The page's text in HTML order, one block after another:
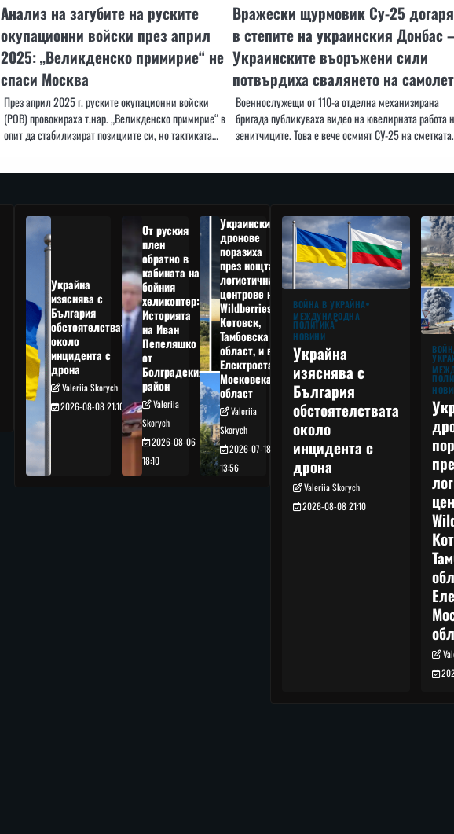
Анализ на загубите на руските
окупационни войски през април
2025: „Великденско примирие“ не
спаси Москва
През април 2025 г. руските окупационни войски
(РОВ) провокираха т.нар. „Великденско примирие“ в
опит да стабилизират позициите си, но тактиката…
Вражески щурмовик Су-25 догаря
в степите на украинския
Украинските въоръжени сили
потвърдиха свалянето на
Военнослужещи от 110-а отделна механизирана
бригада публикуваха видео на ювелирната работа
зенитчиците. Това е вече осмият СУ-25 на
Украйна
изяснява с
България
обстоятелствата
около
инцидента с
дрона
Valeriia Skorych
2026-08-08 21:10
От руския
плен
обратно в
кабината на
бойния
хеликоптер:
Историята
на Иван
Пепеляшко
от
Болградския
район
Valeriia
Skorych
2026-08-06
18:10
Украински
дронове
поразиха
през нощта
логистични
центрове на
Wildberries в
Котовск,
Тамбовска
област, и в
Електростал,
Московска
област
Valeriia
Skorych
2026-07-18
13:56
ВОЙНА В УКРАЙНА
МЕЖДУНАРОДНА
ПОЛИТИКА
НОВИНИ
Украйна
изяснява с
България
обстоятелствата
около
инцидента с
дрона
Valeriia Skorych
2026-08-08 21:10